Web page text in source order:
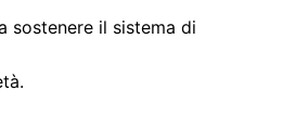
sostenere il sistema di